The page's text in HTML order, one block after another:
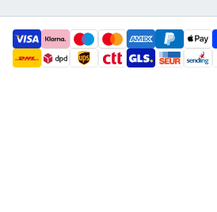
payment methods
shipment methods